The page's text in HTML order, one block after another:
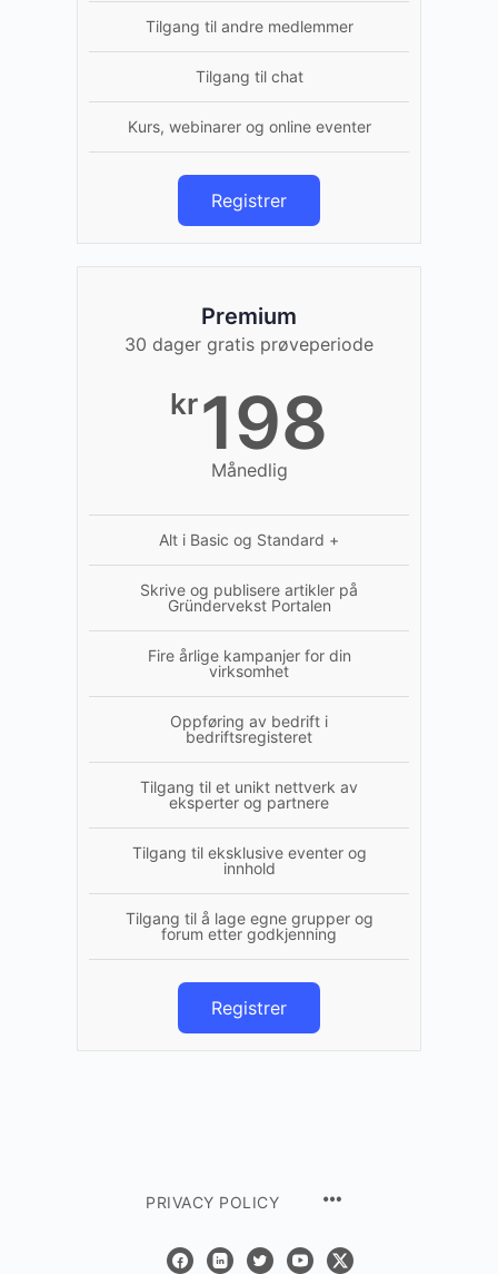
Tilgang til andre medlemmer
Tilgang til chat
Kurs, webinarer og online eventer
Registrer
Premium
30 dager gratis prøveperiode
kr198
Månedlig
Alt i Basic og Standard +
Skrive og publisere artikler på
Gründervekst Portalen
Fire årlige kampanjer for din
virksomhet
Oppføring av bedrift i
bedriftsregisteret
Tilgang til et unikt nettverk av
eksperter og partnere
Tilgang til eksklusive eventer og
innhold
Tilgang til å lage egne grupper og
forum etter godkjenning
Registrer
PRIVACY POLICY